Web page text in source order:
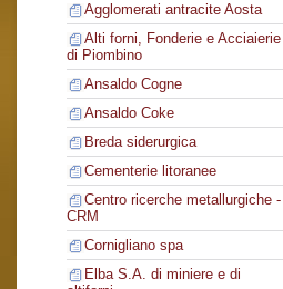
Agglomerati antracite Aosta
Alti forni, Fonderie e Acciaierie
di Piombino
Ansaldo Cogne
Ansaldo Coke
Breda siderurgica
Cementerie litoranee
Centro ricerche metallurgiche -
CRM
Cornigliano spa
Elba S.A. di miniere e di